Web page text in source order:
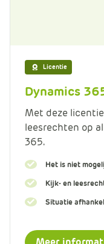
Licentie
Dynamics
Met deze
leesrechten op
365.
Het is niet
Kijk- en
Situatie